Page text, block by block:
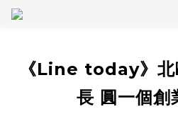
《Line today》北
長 圓一個創